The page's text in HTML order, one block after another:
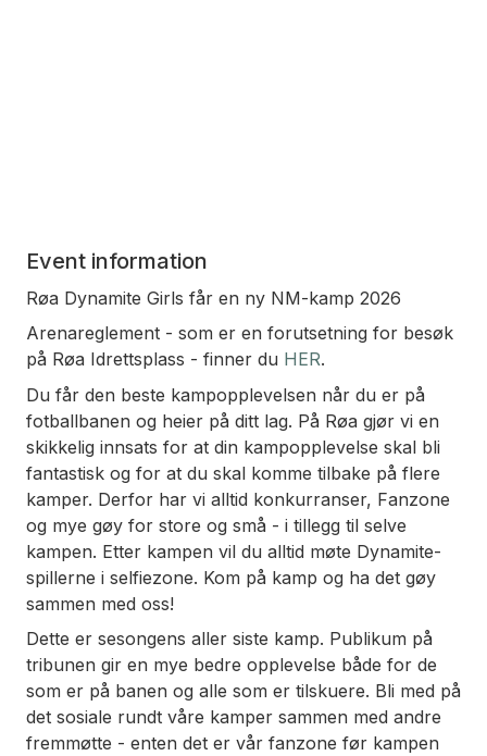
Event information
Røa Dynamite Girls får en ny NM-kamp 2026
Arenareglement - som er en forutsetning for besøk
på Røa Idrettsplass - finner du HER.
Du får den beste kampopplevelsen når du er på
fotballbanen og heier på ditt lag. På Røa gjør vi en
skikkelig innsats for at din kampopplevelse skal bli
fantastisk og for at du skal komme tilbake på flere
kamper. Derfor har vi alltid konkurranser, Fanzone
og mye gøy for store og små - i tillegg til selve
kampen. Etter kampen vil du alltid møte Dynamite-
spillerne i selfiezone. Kom på kamp og ha det gøy
sammen med oss!
Dette er sesongens aller siste kamp. Publikum på
tribunen gir en mye bedre opplevelse både for de
som er på banen og alle som er tilskuere. Bli med på
det sosiale rundt våre kamper sammen med andre
fremmøtte - enten det er vår fanzone før kampen